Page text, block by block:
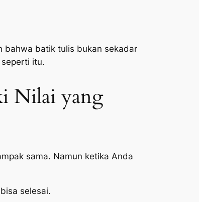
bahwa batik tulis bukan sekadar
itu.
Nilai yang
sama. Namun ketika Anda
selesai.